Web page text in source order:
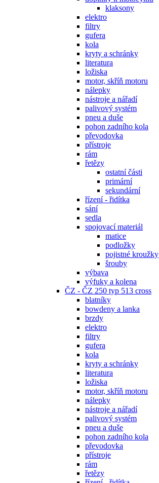
klaksony
elektro
filtry
gufera
kola
kryty a schránky
literatura
ložiska
motor, skříň motoru
nálepky
nástroje a nářadí
palivový systém
pneu a duše
pohon zadního kola
převodovka
přístroje
rám
řetězy
ostatní části
primární
sekundární
řízení - řidítka
sání
sedla
spojovací materiál
matice
podložky
pojistné kroužky
šrouby
výbava
výfuky a kolena
ČZ - ČZ 250 typ 513 cross
blatníky
bowdeny a lanka
brzdy
elektro
filtry
gufera
kola
kryty a schránky
literatura
ložiska
motor, skříň motoru
nálepky
nástroje a nářadí
palivový systém
pneu a duše
pohon zadního kola
převodovka
přístroje
rám
řetězy